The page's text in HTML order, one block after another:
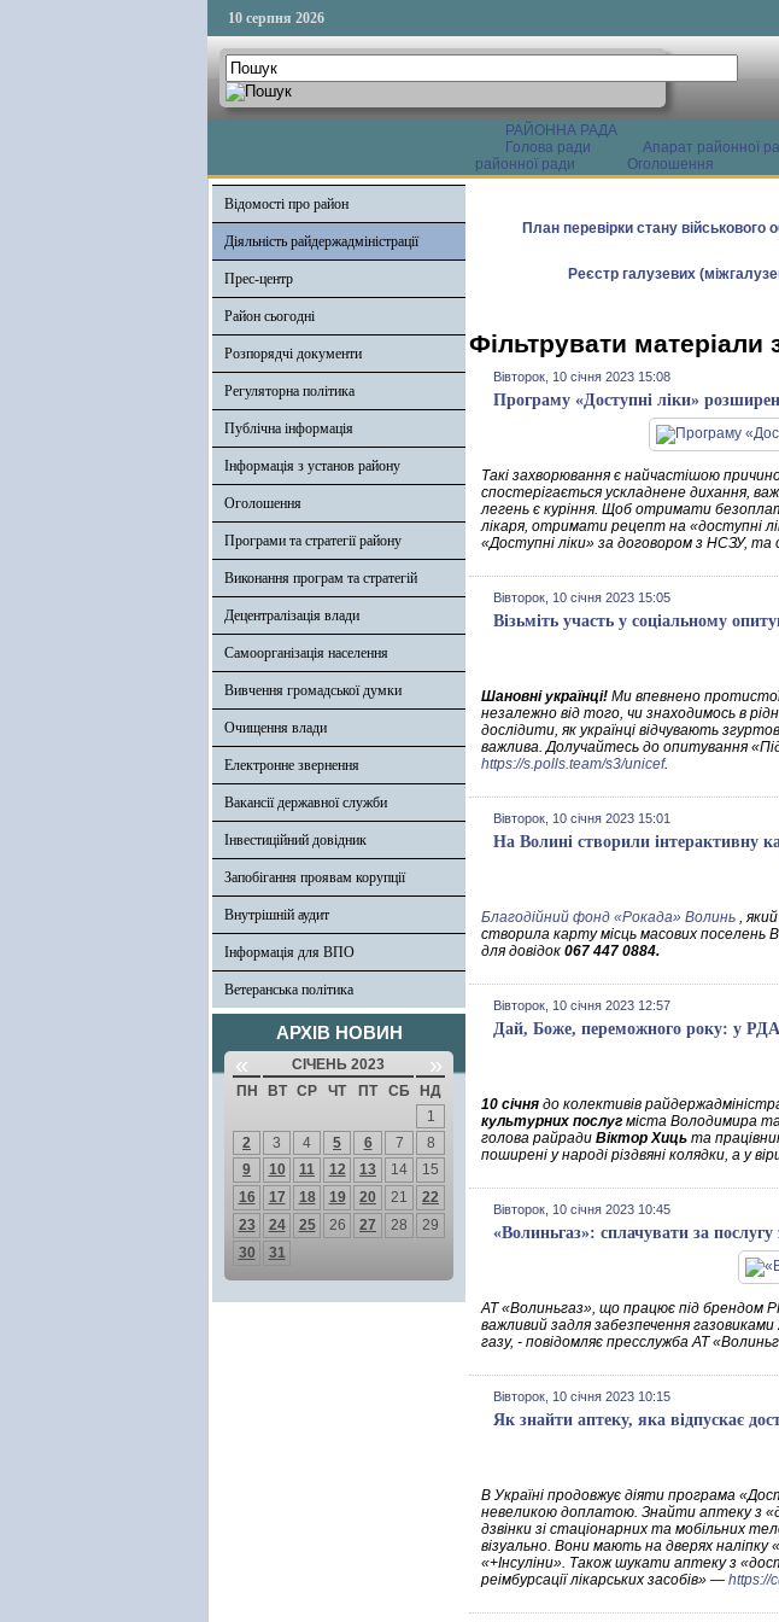
10 серпня 2026
РАЙОННА РАДА
Голова ради
Апарат районної
районної ради
Оголошення
Відомості про район
Діяльність райдержадміністрації
Прес-центр
Район сьогодні
Розпорядчі документи
Регуляторна політика
Публічна інформація
Інформація з установ району
Оголошення
Програми та стратегії району
Виконання програм та стратегій
Децентралізація влади
Самоорганізація населення
Вивчення громадської думки
Очищення влади
Електронне звернення
Вакансії державної служби
Інвестиційний довідник
Запобігання проявам корупції
Внутрішній аудит
Інформація для ВПО
Ветеранська політика
АРХІВ НОВИН
« СІЧЕНЬ 2023 »
ПН ВТ СР ЧТ ПТ СБ
НД
1
2
3 4 5 6 7
8
9
10 11 12 13 14
15
16
17 18 19 20 21
22
23
24 25 26 27 28
29
30
31
План перевірки стану військового
Реєстр галузевих
Фільтрувати матеріали
Вівторок, 10 січня 2023 15:08
Програму «Доступні ліки»
Такі захворювання є найчастішою
спостерігається ускладнене дихання,
легень є куріння. Щоб отримати
лікаря, отримати рецепт на «доступні
«Доступні ліки» за договором з НСЗУ, та
Вівторок, 10 січня 2023 15:05
Візьміть участь у соціальному
Шановні українці! Ми впевнено
незалежно від того, чи знаходимось в
дослідити, як українці відчувають
важлива. Долучайтесь до опитування
https://s.polls.team/s3/unicef.
Вівторок, 10 січня 2023 15:01
На Волині створили інтерактивну
Благодійний фонд «Рокада» Волинь ,
створила карту місць масових поселень
для довідок 067 447 0884.
Вівторок, 10 січня 2023 12:57
Дай, Боже, переможного року: у
10 січня до колективів
культурних послуг міста Володимира
голова райради Віктор Хиць та
поширені у народі різдвяні колядки, а у
Вівторок, 10 січня 2023 10:45
«Волиньгаз»: сплачувати за послугу
АТ «Волиньгаз», що працює під брендом
важливий задля забезпечення
газу, - повідомляє пресслужба АТ
Вівторок, 10 січня 2023 10:15
Як знайти аптеку, яка відпускає
В Україні продовжує діяти програма
невеликою доплатою. Знайти аптеку з
дзвінки зі стаціонарних та мобільних
візуально. Вони мають на дверях наліпку
«+Інсуліни». Також шукати аптеку з
реімбурсації лікарських засобів» — https://